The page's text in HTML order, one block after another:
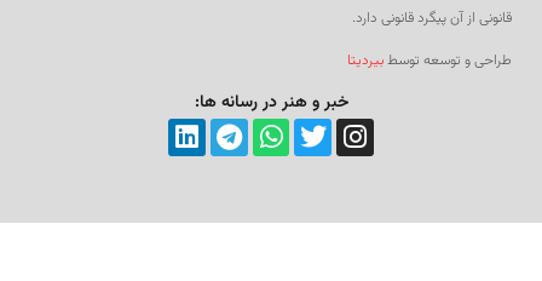
قانونی از آن پیگرد قانونی دارد.
طراحی و توسعه توسطبیردیتا
خبر و هنر در رسانه ها: